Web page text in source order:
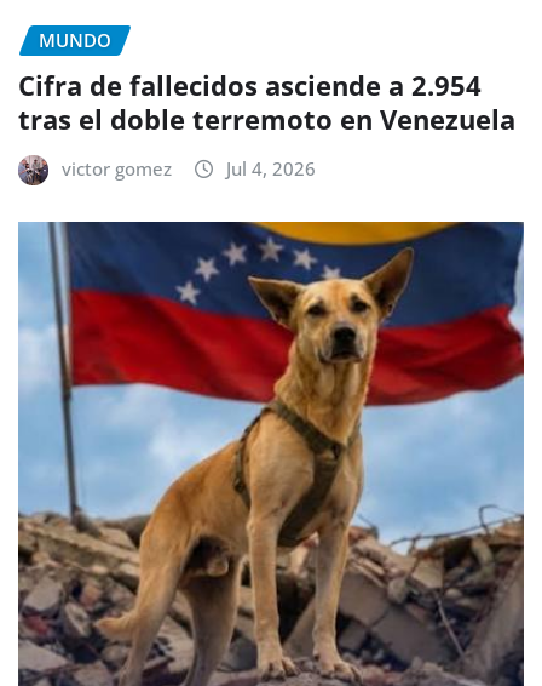
MUNDO
Cifra de fallecidos asciende a 2.954
tras el doble terremoto en Venezuela
victor gomez Jul 4, 2026